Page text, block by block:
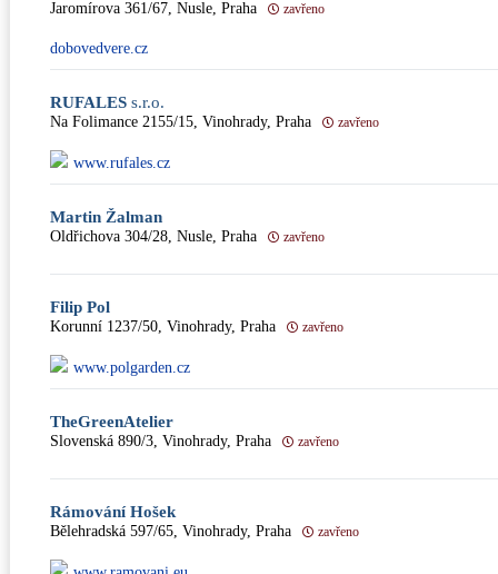
Jaromírova 361/67, Nusle, Praha zavřeno
dobovedvere.cz
RUFALES s.r.o.
Na Folimance 2155/15, Vinohrady, Praha zavřeno
www.rufales.cz
Martin Žalman
Oldřichova 304/28, Nusle, Praha zavřeno
Filip Pol
Korunní 1237/50, Vinohrady, Praha zavřeno
www.polgarden.cz
TheGreenAtelier
Slovenská 890/3, Vinohrady, Praha zavřeno
Rámování Hošek
Bělehradská 597/65, Vinohrady, Praha zavřeno